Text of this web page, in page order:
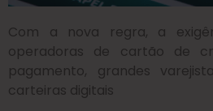
Com a nova regra, a
operadoras de cartão de
pagamento, grandes
carteiras digitais